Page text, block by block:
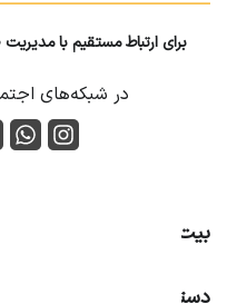
برای ارتباط مستقیم با
در شبکه‌های
بیت ایمن
دسترسی آسان